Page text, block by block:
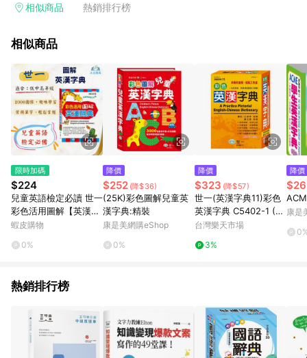
單，皆不在點數回饋範圍內。 3. 如購買以下類別商品，將無法獲
球嚴選、商城、專案商品、「草莓網」全館商品。 4. 如取消訂
回饋。 5. 點數回饋會扣除所有折扣優惠後之最終發票金額計算，
實際回饋請依LINE購物通知為主。 6. 訂單如有使用東森購物
ETMall站內之折扣優惠(包含但不限於東森幣、樂透金、東森現金
券等)，不具點數回饋資格。詳細請依東森購物ETMall之結帳頁面
顯示為準。 7. LINE購物設有「單一商品最高回饋點數」機制(特
殊活動時開放「回饋無上限」)，以同一訂單中同一商品不論件數
計算，並依訂單成立時間當下LINE購物所設定的回饋機制為準。
如顯示之商品規格、顏色、價位、贈品與東森購物ETMall銷售網
頁不符，以銷售網頁標示為準。 9. 若有贈點爭議，請務必於訂單
日期+180天以內至LINE購物客服洽詢；若超過180天(含)以上進
行申訴，恕無法贈點回饋。 10. 部分點數紅包僅限指定商品使
用，或不適用於無回饋商品。各點數紅包之適用商品與使用條件
請依點數紅包頁面規則為準。
相似商品 熱銷排行榜
相似商品
限時加碼
$224
兒童英語檢定必讀 世一
彩色活用圖解【英漢詞
典】｜適用低/中/高年
語學習必備【字典】●
蝦皮購物
0%
降價
$252 (降$36)
(25K)彩色圖解兒童英
漢字典:精裝
康是美網購eShop
0%
降價
$323 (降$57)
世一(英漢字典11)彩色
英漢字典 C5402-1 (32
K)
台灣樂天市場
3%
降價
康是
熱銷排行榜